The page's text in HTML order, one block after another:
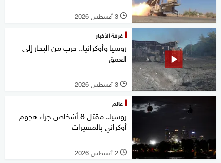
l 3 أغسطس 2026
غرفة الأخبار
روسيا وأوكرانيا.. حرب من البحار إلى
العمق
l 3 أغسطس 2026
عالم
روسيا.. مقتل 8 أشخاص جراء هجوم
أوكراني بالمسيرات
l 2 أغسطس 2026